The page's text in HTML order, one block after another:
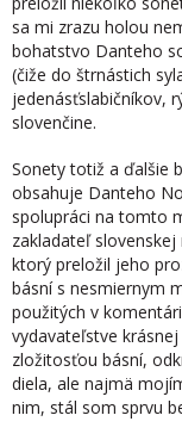
sa mi zrazu holou
bohatstvo Danteho
(čiže do štrnástich
jedenásťslabičníkov,
slovenčine.
Sonety totiž a ďalšie
obsahuje Danteho
spolupráci na tomto
zakladateľ slovenskej
ktorý preložil jeho
básní s nesmier­nym
použitých v
vydavateľstve
zlo­žitosťou básní,
diela, ale najmä
nim, stál som sprvu